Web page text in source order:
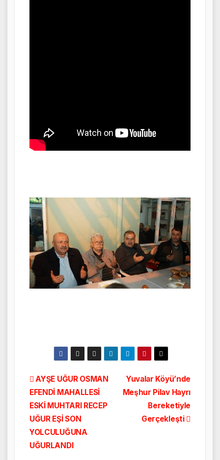
Yazı
gezinmesi
Yuvalar Köyü’nde
Meşhur Pilav Hayrı
Bereketiyle
Gerçekleşti
AYŞE UĞUR OSMAN
EFENDİ MAHALLESİ
ESKİ MUHTARI RECEP
UĞUR EŞİ SON
YOLCULUĞUNA
UĞURLANDI